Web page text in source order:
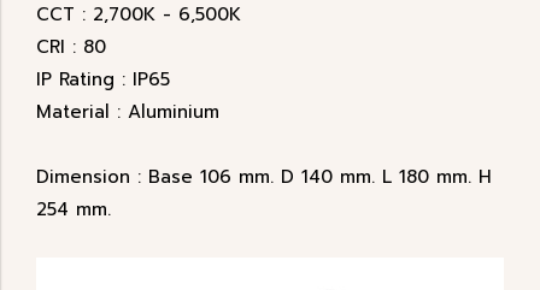
CCT : 2,700K - 6,500K
CRI : 80
IP Rating : IP65
Material : Aluminium
Dimension : Base 106 mm. D 140 mm. L 180 mm. H
254 mm.